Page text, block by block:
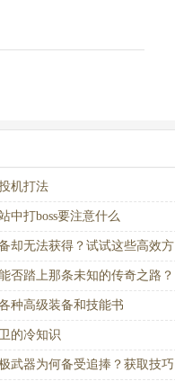
机打法
中打boss要注意什么
却无法获得？试试这些高效方
否踏上那条未知的传奇之路？
种高级装备和技能书
的冷知识
武器为何备受追捧？获取技巧